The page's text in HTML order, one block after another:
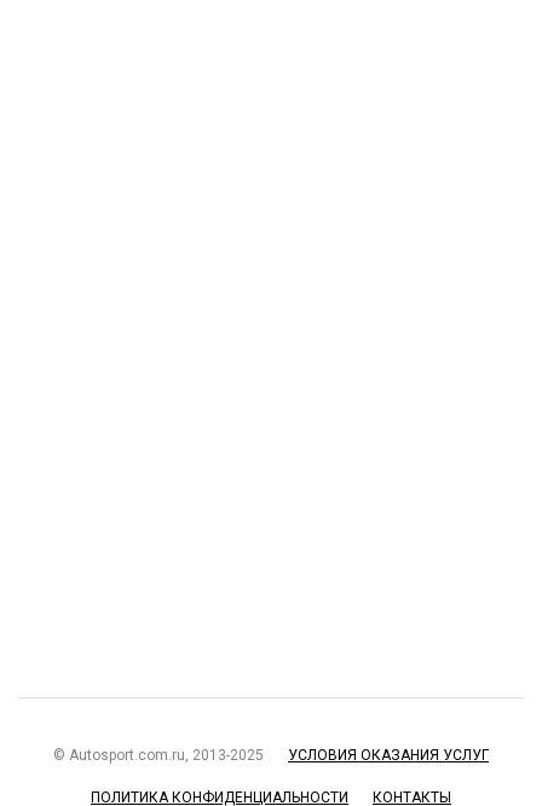
© Autosport.com.ru, 2013-2025 УСЛОВИЯ ОКАЗАНИЯ УСЛУГ
ПОЛИТИКА КОНФИДЕНЦИАЛЬНОСТИ КОНТАКТЫ